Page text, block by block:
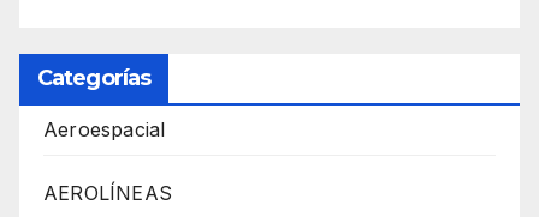
Categorías
Aeroespacial
AEROLÍNEAS